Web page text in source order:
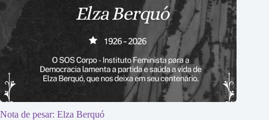
Nota de pesar: Elza Berquó